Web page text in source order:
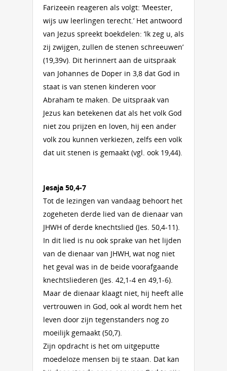
Farizeeën reageren als volgt: ‘Meester,
wijs uw leerlingen terecht.’ Het antwoord
van Jezus spreekt boekdelen: ‘Ik zeg u, als
zij zwijgen, zullen de stenen schreeuwen’
(19,39v). Dit herinnert aan de uitspraak
van Johannes de Doper in 3,8 dat God in
staat is van stenen kinderen voor
Abraham te maken. De uitspraak van
Jezus kan betekenen dat als het volk God
niet zou prijzen en loven, hij een ander
volk zou kunnen verkiezen, zelfs een volk
dat uit stenen is gemaakt (vgl. ook 19,44).
Jesaja 50,4-7
Tot de lezingen van vandaag behoort het
zogeheten derde lied van de dienaar van
JHWH of derde knechtslied (Jes. 50,4-11).
In dit lied is nu ook sprake van het lijden
van de dienaar van JHWH, wat nog niet
het geval was in de beide voorafgaande
knechtsliederen (Jes. 42,1-4 en 49,1-6).
Maar de dienaar klaagt niet, hij heeft alle
vertrouwen in God, ook al wordt hem het
leven door zijn tegenstanders nog zo
moeilijk gemaakt (50,7).
Zijn opdracht is het om uitgeputte
moedeloze mensen bij te staan. Dat kan